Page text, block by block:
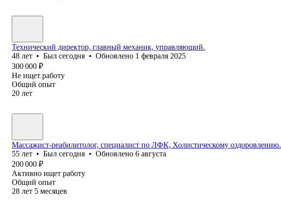
Технический директор, главный механик, управляющий.
48 лет • Был сегодня • Обновлено 1 февраля 2025
300 000 ₽
Не ищет работу
Общий опыт
20 лет
Массажист-реабилитолог, специалист по ЛФК, Холистическому оздоровлению.
55 лет • Был сегодня • Обновлено 6 августа
200 000 ₽
Активно ищет работу
Общий опыт
28 лет 5 месяцев